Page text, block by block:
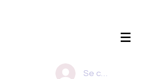
Se connecter